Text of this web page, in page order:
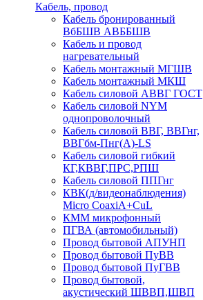
Кабель, провод
Кабель бронированный
ВбБШВ АВББШВ
Кабель и провод
нагревательный
Кабель монтажный МГШВ
Кабель монтажный МКШ
Кабель силовой АВВГ ГОСТ
Кабель силовой NYM
однопроволочный
Кабель силовой ВВГ, ВВГнг,
ВВГбм-Пнг(А)-LS
Кабель силовой гибкий
КГ,КВВГ,ПРС,РПШ
Кабель силовой ППГнг
КВК(д/видеонаблюдения)
Micro CoaxiA+CuL
КММ микрофонный
ПГВА (автомобильный)
Провод бытовой АПУНП
Провод бытовой ПуВВ
Провод бытовой ПуГВВ
Провод бытовой,
акустический ШВВП,ШВП